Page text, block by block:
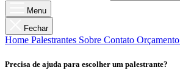
Menu
Fechar
Home Palestrantes Sobre Contato Orçamento
Precisa de ajuda para escolher um palestrante?